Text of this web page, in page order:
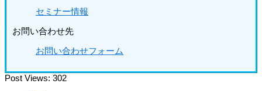
セミナー情報
お問い合わせ先
お問い合わせフォーム
Post Views: 302